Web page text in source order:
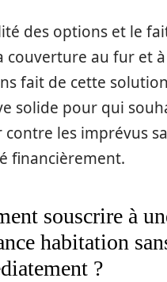
des options et le
couverture au fur et
fait de cette
solide pour qui
les imprévus
financièrement.
souscrire à
habitation
?